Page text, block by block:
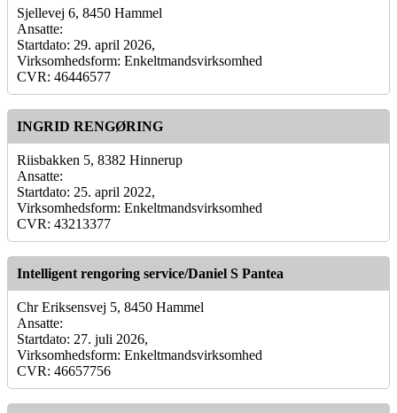
Sjellevej 6, 8450 Hammel
Ansatte:
Startdato: 29. april 2026,
Virksomhedsform: Enkeltmandsvirksomhed
CVR: 46446577
INGRID RENGØRING
Riisbakken 5, 8382 Hinnerup
Ansatte:
Startdato: 25. april 2022,
Virksomhedsform: Enkeltmandsvirksomhed
CVR: 43213377
Intelligent rengoring service/Daniel S Pantea
Chr Eriksensvej 5, 8450 Hammel
Ansatte:
Startdato: 27. juli 2026,
Virksomhedsform: Enkeltmandsvirksomhed
CVR: 46657756